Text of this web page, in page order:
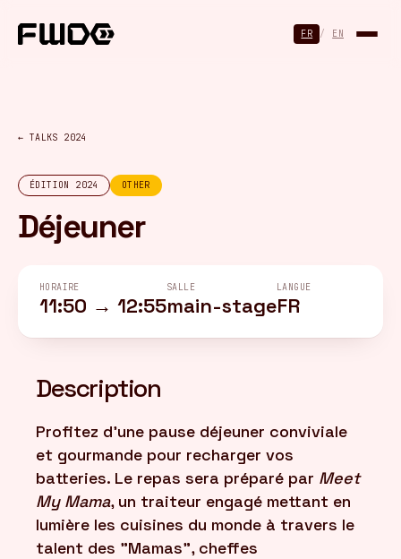
FR / EN
/ EN
← TALKS 2024
ÉDITION 2024 OTHER
Déjeuner
HORAIRE
11:50 → 12:55
SALLE
main-stage
LANGUE
FR
Description
Profitez d'une pause déjeuner conviviale
et gourmande pour recharger vos
batteries. Le repas sera préparé par Meet
My Mama, un traiteur engagé mettant en
lumière les cuisines du monde à travers le
talent des "Mamas", cheffes